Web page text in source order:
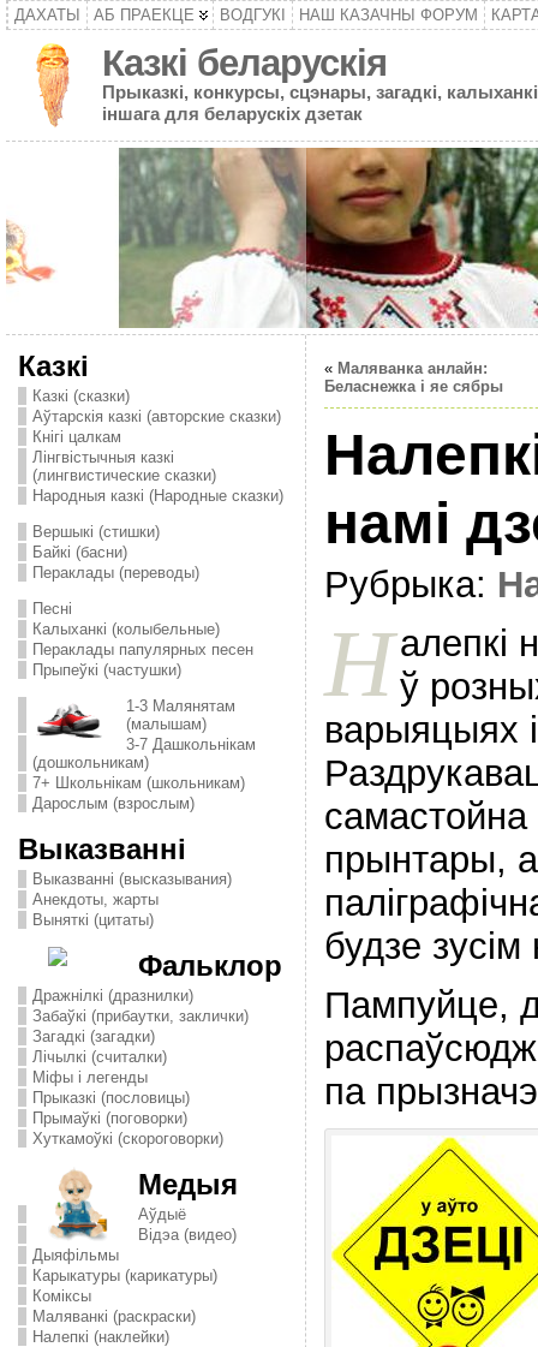
ДАХАТЫ АБ ПРАЕКЦЕ ВОДГУКІ НАШ КАЗАЧНЫ ФОРУМ
Казкі беларускія
Прыказкі, конкурсы, сцэнары, загадкі,
іншага для беларускіх дзетак
Казкі
Казкі (сказки)
Аўтарскія казкі (авторские сказки)
Кнігі цалкам
Лінгвістычныя казкі
(лингвистические сказки)
Народныя казкі (Народные сказки)
Вершыкі (стишки)
Байкі (басни)
Пераклады (переводы)
Песні
Калыханкі (колыбельные)
Пераклады папулярных песен
Прыпеўкі (частушки)
1-3 Малянятам
(малышам)
3-7 Дашкольнікам
(дошкольникам)
7+ Школьнікам (школьникам)
Дарослым (взрослым)
Выказванні
Выказванні (высказывания)
Анекдоты, жарты
Выняткі (цитаты)
Фальклор
Дражнілкі (дразнилки)
Забаўкі (прибаутки, заклички)
Загадкі (загадки)
Лічылкі (считалки)
Міфы і легенды
Прыказкі (пословицы)
Прымаўкі (поговорки)
Хуткамоўкі (скороговорки)
Медыя
Аўдыё
Відэа (видео)
Дыяфільмы
Карыкатуры (карикатуры)
Комiксы
Маляванкі (раскраски)
Налепкі (наклейки)
« Маляванка анлайн:
Беласнежка і яе сябры
намі
Рубрыка:
Налепкі
ў
варыяцыях
прынтары,
будзе зусім
Пампуйце,
па